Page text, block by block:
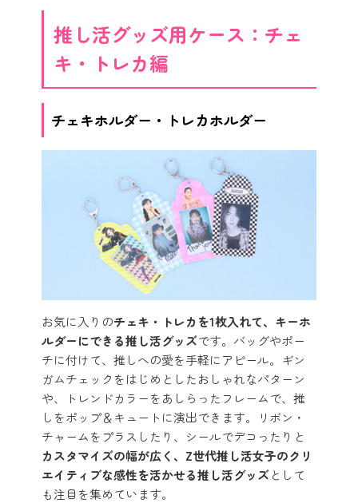
推し活グッズ用ケース：チェ
キ・トレカ編
チェキホルダー・トレカホルダー
お気に入りのチェキ・トレカを1枚入れて、キーホ
ルダーにできる推し活グッズです。バッグやポー
チに付けて、推しへの愛を手軽にアピール。ギン
ガムチェックをはじめとしたおしゃれなパターン
や、トレンドカラーをあしらったフレームで、推
しをポップ＆キュートに演出できます。リボン・
チャームをプラスしたり、シールでデコったりと
カスタマイズの幅が広く、Z世代推し活女子のクリ
エイティブな感性を活かせる推し活グッズとして
も注目を集めています。